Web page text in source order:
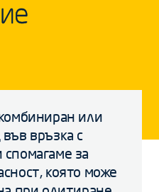
или
връзка с
за
която може